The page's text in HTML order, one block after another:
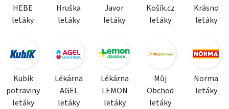
HEBE
letáky
Hruška
letáky
Javor
letáky
Košík.cz
letáky
Krásno
letáky
Kubík
potraviny
letáky
Lékárna
AGEL
letáky
Lékárna
LEMON
letáky
Můj
Obchod
letáky
Norma
letáky